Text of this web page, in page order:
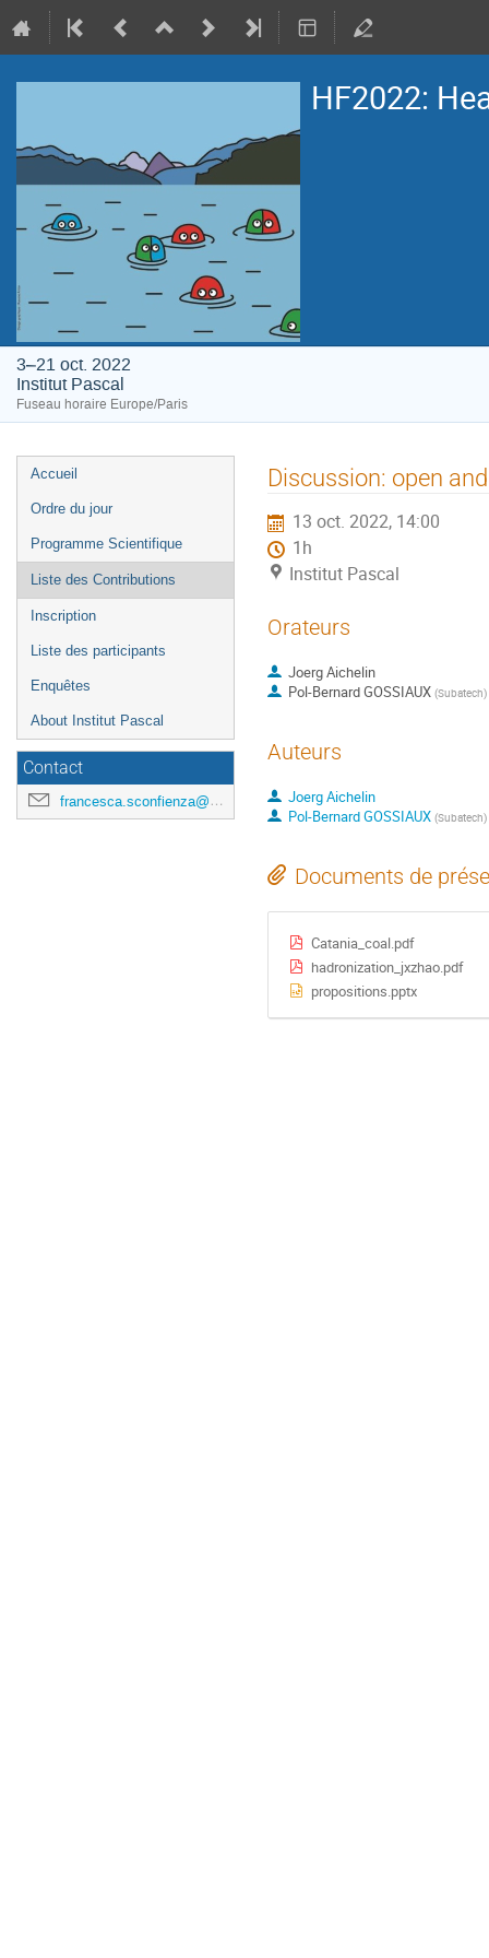
HF2022:
3–21 oct. 2022
Institut Pascal
Fuseau horaire Europe/Paris
Menu
de
Accueil
Ordre du jour
Programme Scientifique
Liste des Contributions
Inscription
Liste des participants
Enquêtes
About Institut Pascal
Contact
francesca.sconfienza@universite-paris-saclay.fr
Discussion: open
13 oct. 2022, 14:00
1h
Institut Pascal
Orateurs
Joerg Aichelin
Pol-Bernard GOSSIAUX (Subatech)
Auteurs
Joerg Aichelin
Pol-Bernard GOSSIAUX (Subatech)
Documents de
Catania_coal.pdf
hadronization_jxzhao.pdf
propositions.pptx